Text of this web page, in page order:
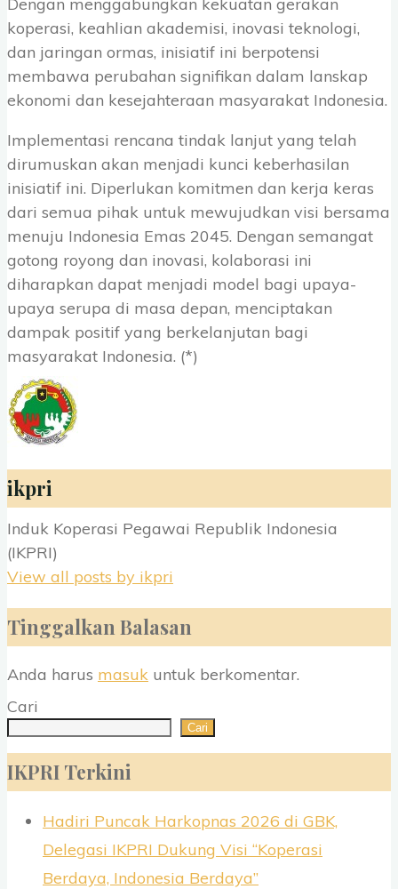
koperasi, keahlian akademisi, inovasi teknologi,
dan jaringan ormas, inisiatif ini berpotensi
membawa perubahan signifikan dalam lanskap
ekonomi dan kesejahteraan masyarakat Indonesia.
Implementasi rencana tindak lanjut yang telah
dirumuskan akan menjadi kunci keberhasilan
inisiatif ini. Diperlukan komitmen dan kerja keras
dari semua pihak untuk mewujudkan visi bersama
menuju Indonesia Emas 2045. Dengan semangat
gotong royong dan inovasi, kolaborasi ini
diharapkan dapat menjadi model bagi upaya-
upaya serupa di masa depan, menciptakan
dampak positif yang berkelanjutan bagi
masyarakat Indonesia. (*)
ikpri
Induk Koperasi Pegawai Republik Indonesia
(IKPRI)
View all posts by ikpri
Tinggalkan Balasan
Anda harus masuk untuk berkomentar.
Cari
Cari
IKPRI Terkini
Hadiri Puncak Harkopnas 2026 di GBK,
Delegasi IKPRI Dukung Visi “Koperasi
Berdaya, Indonesia Berdaya”